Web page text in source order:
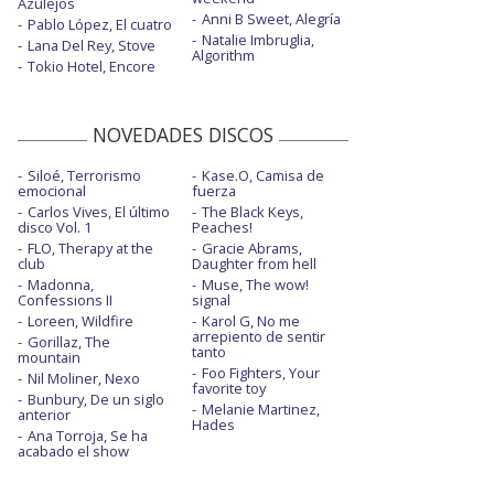
Pablo López, El cuatro
Lana Del Rey, Stove
Tokio Hotel, Encore
Anni B Sweet, Alegría
Natalie Imbruglia,
Algorithm
NOVEDADES DISCOS
Siloé, Terrorismo
emocional
Carlos Vives, El último
disco Vol. 1
FLO, Therapy at the
club
Madonna,
Confessions II
Loreen, Wildfire
Gorillaz, The
mountain
Nil Moliner, Nexo
Bunbury, De un siglo
anterior
Ana Torroja, Se ha
acabado el show
Kase.O, Camisa de
fuerza
The Black Keys,
Peaches!
Gracie Abrams,
Daughter from hell
Muse, The wow!
signal
Karol G, No me
arrepiento de sentir
tanto
Foo Fighters, Your
favorite toy
Melanie Martinez,
Hades